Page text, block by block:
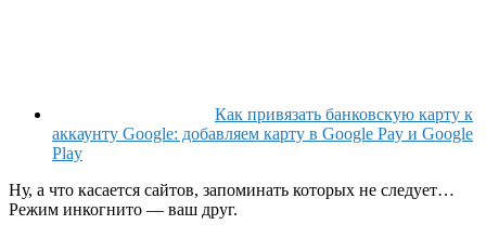
Как привязать банковскую карту к
аккаунту Google: добавляем карту в Google Pay и Google
Play
Ну, а что касается сайтов, запоминать которых не следует…
Режим инкогнито — ваш друг.